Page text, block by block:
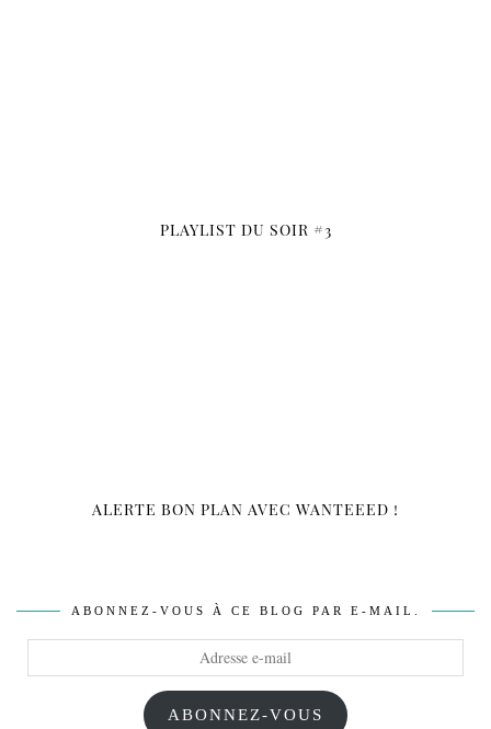
PLAYLIST DU SOIR #3
ALERTE BON PLAN AVEC WANTEEED !
ABONNEZ-VOUS À CE BLOG PAR E-MAIL.
ABONNEZ-VOUS